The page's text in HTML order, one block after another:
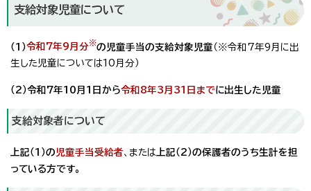
支給対象児童について
（1）令和7年9月分※の児童手当の支給対象児童 （※令和7年9月に出
生した児童については10月分）
（2）令和7年10月1日から令和8年3月31日までに出生した児童
支給対象者について
上記（1）の 児童手当受給者、または 上記（2）の保護者のうち生計を担
っている方です。